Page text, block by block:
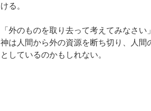
ける。
「外のものを取り去って考えてみなさい
神は人間から外の資源を断ち切り、人間
としているのかもしれない。